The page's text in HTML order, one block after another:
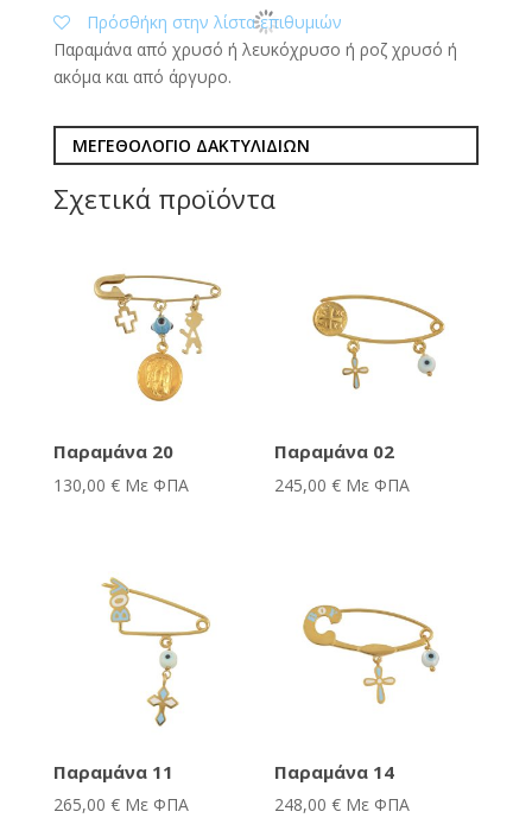
Πρόσθήκη στην λίστα επιθυμιών
Παραμάνα από χρυσό ή λευκόχρυσο ή ροζ χρυσό ή
ακόμα και από άργυρο.
ΜΕΓΕΘΟΛΟΓΙΟ ΔΑΚΤΥΛΙΔΙΩΝ
Σχετικά προϊόντα
Παραμάνα 20
130,00 € Με ΦΠΑ
Παραμάνα 02
245,00€ Με ΦΠΑ
Παραμάνα 11
265,00 € Με ΦΠΑ
Παραμάνα 14
248,00€ Με ΦΠΑ